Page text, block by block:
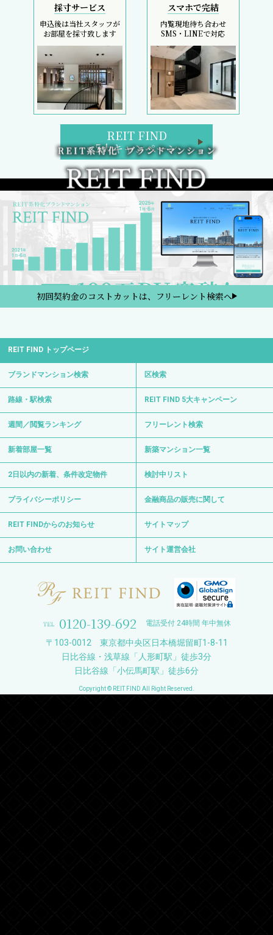
採寸サービス
申込後は当社スタッフが
お部屋を採寸致します
スマホで完結
内覧現地待ち合わせ
SMS・LINEで対応
REIT FIND
5大キャンペーン
初回契約金のコストカットは、フリーレント検索へ
REIT FIND トップページ
ブランドマンション検索 区検索
路線・駅検索 REIT FIND 5大キャンペーン
週間／閲覧ランキング フリーレント検索
新着部屋一覧 新築マンション一覧
2日以内の新着、条件改定物件 検討中リスト
プライバシーポリシー 金融商品の販売に関して
REIT FINDからのお知らせ サイトマップ
お問い合わせ サイト運営会社
0120-139-692 電話受付 24時間 年中無休
〒103-0012 東京都中央区日本橋堀留町1-8-11
日比谷線・浅草線「人形町駅」徒歩3分
日比谷線「小伝馬町駅」徒歩6分
Copyright © REIT FIND All Right Reserved.